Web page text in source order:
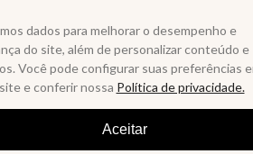
dados para melhorar o desempenho e
do site, além de personalizar conteúdo e
Você pode configurar suas preferências
e conferir nossa Política de privacidade.
Aceitar